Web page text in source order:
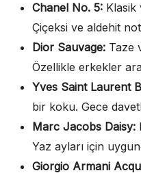
Chanel No. 5: Klasik
Çiçeksi ve aldehit
Dior Sauvage: Taze
Özellikle erkekler
Yves Saint Laurent
bir koku. Gece
Marc Jacobs Daisy:
Yaz ayları için
Giorgio Armani